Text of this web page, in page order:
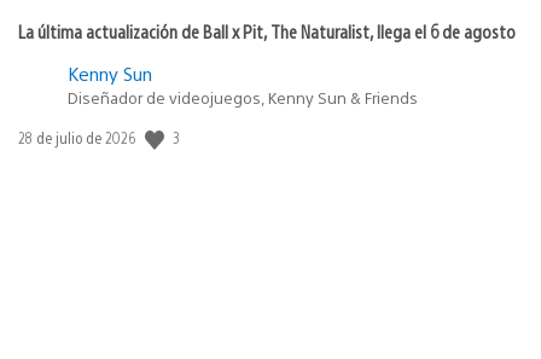
La última actualización de Ball x Pit, The Naturalist, llega el 6 de agosto
Kenny Sun
Diseñador de videojuegos, Kenny Sun & Friends
Fecha
28 de julio de 2026 3